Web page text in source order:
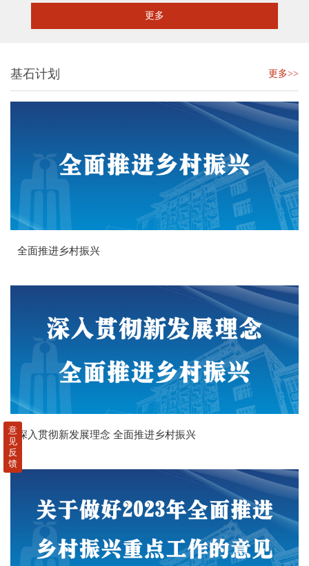
更多
基石计划 更多>>
全面推进乡村振兴
深入贯彻新发展理念 全面推进乡村振兴
意
见
反
馈